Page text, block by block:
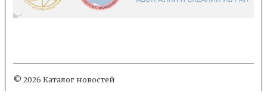
© 2026 Каталог новостей